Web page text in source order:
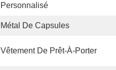
Personnalisé
Métal De Capsules
Vêtement De Prêt-À-Porter